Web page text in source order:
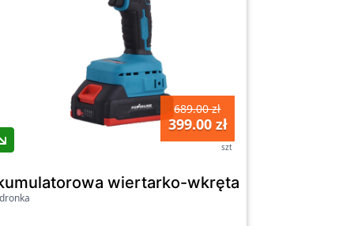
z silnikiem bezszczotkowym Powerlink,
689.00 zł
399.00 zł
szt
wiertarko-wkrętarka udarowa z